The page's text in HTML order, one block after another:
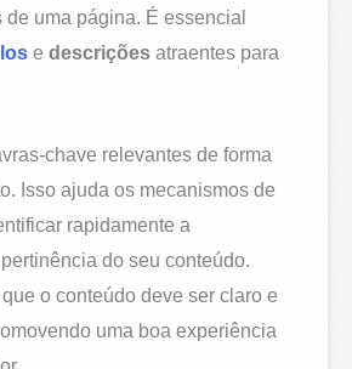
uma página. É essencial
edescrições atraentes para
chave relevantes de forma
Isso ajuda os mecanismos de
rapidamente a
do seu conteúdo.
o conteúdo deve ser claro e
uma boa experiência